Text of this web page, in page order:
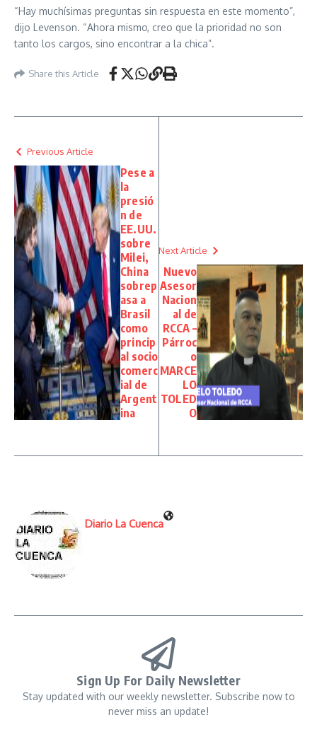
“Hay muchísimas preguntas sin respuesta en este momento”,
dijo Levenson. “Ahora mismo, creo que la prioridad no son
tanto los cargos, sino encontrar a la chica”.
Share this Article
Previous Article
Pese a
la
presió
n de
EE.UU.
sobre
Milei,
China
sobrep
asa a
Brasil
como
princip
al socio
comerc
ial de
Argent
ina
Next Article
Nuevo
Asesor
Nacion
al de
RCCA –
Párroc
o
MARCE
LO
TOLED
O
Diario La Cuenca
Sign Up For Daily Newsletter
Stay updated with our weekly newsletter. Subscribe now to
never miss an update!